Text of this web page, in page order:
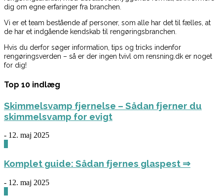
dig om egne erfaringer fra branchen.
Vi er et team bestående af personer, som alle har det til fælles, at
de har et indgående kendskab til rengøringsbranchen.
Hvis du derfor søger information, tips og tricks indenfor
rengøringsverden – så er der ingen tvivl om rensning.dk er noget
for dig!
Top 10 indlæg
Skimmelsvamp fjernelse – Sådan fjerner du
skimmelsvamp for evigt
- 12. maj 2025
Komplet guide: Sådan fjernes glaspest ⇒
- 12. maj 2025